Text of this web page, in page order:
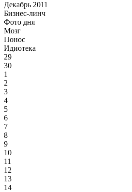
Декабрь 2011
Бизнес-линч
Фото дня
Мозг
Понос
Идиотека
29
30
1
2
3
4
5
6
7
8
9
10
11
12
13
14